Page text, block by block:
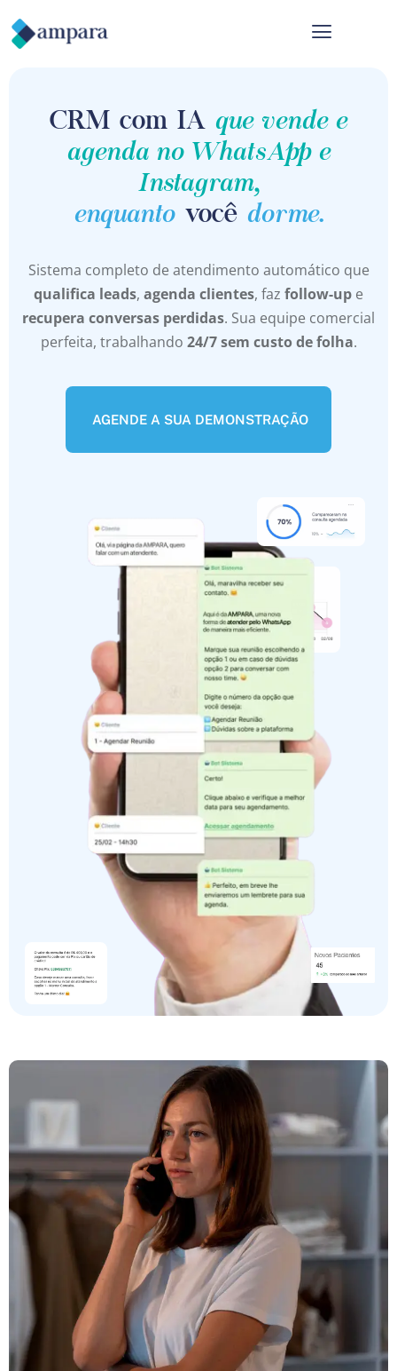
CRM com IA que vende e
agenda no WhatsApp e
Instagram,
enquantovocê dorme.
Sistema completo de atendimento automático que
qualifica leads, agenda clientes, faz follow-up e
recupera conversas perdidas. Sua equipe comercial
perfeita, trabalhando 24/7 sem custo de folha.
AGENDE A SUA DEMONSTRAÇÃO